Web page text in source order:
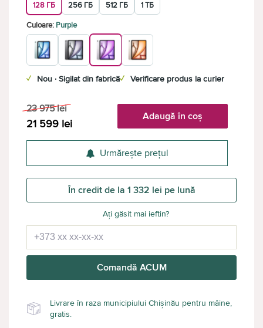
128 ГБ
256 ГБ 512 ГБ 1 ТБ
Culoare: Purple
✓ Nou · Sigilat din fabrică✓ Verificare produs la curier
23 975 lei
21 599 lei
Adaugă în coș
Urmărește prețul
În credit de la 1 332 lei pe lună
Ați găsit mai ieftin?
Comandă ACUM
Livrare în raza municipiului Chișinău pentru mâine,
gratis.